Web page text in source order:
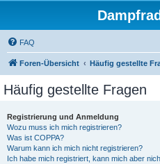
FAQ
Foren-Übersicht Häufig gestellte
Häufig gestellte Fragen
Registrierung und Anmeldung
Wozu muss ich mich registrieren?
Was ist COPPA?
Warum kann ich mich nicht registrieren?
Ich habe mich registriert, kann mich aber